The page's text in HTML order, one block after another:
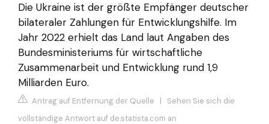
Die Ukraine ist der größte Empfänger deutscher
bilateraler Zahlungen für Entwicklungshilfe. Im
Jahr 2022 erhielt das Land laut Angaben des
Bundesministeriums für wirtschaftliche
Zusammenarbeit und Entwicklung rund 1,9
Milliarden Euro.
Antrag auf Entfernung der Quelle | Sehen Sie sich die
vollständige Antwort auf de.statista.com an